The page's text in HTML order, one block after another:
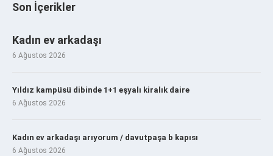
Son İçerikler
Kadın ev arkadaşı
6 Ağustos 2026
Yıldız kampüsü dibinde 1+1 eşyalı kiralık daire
6 Ağustos 2026
Kadın ev arkadaşı arıyorum / davutpaşa b kapısı
6 Ağustos 2026